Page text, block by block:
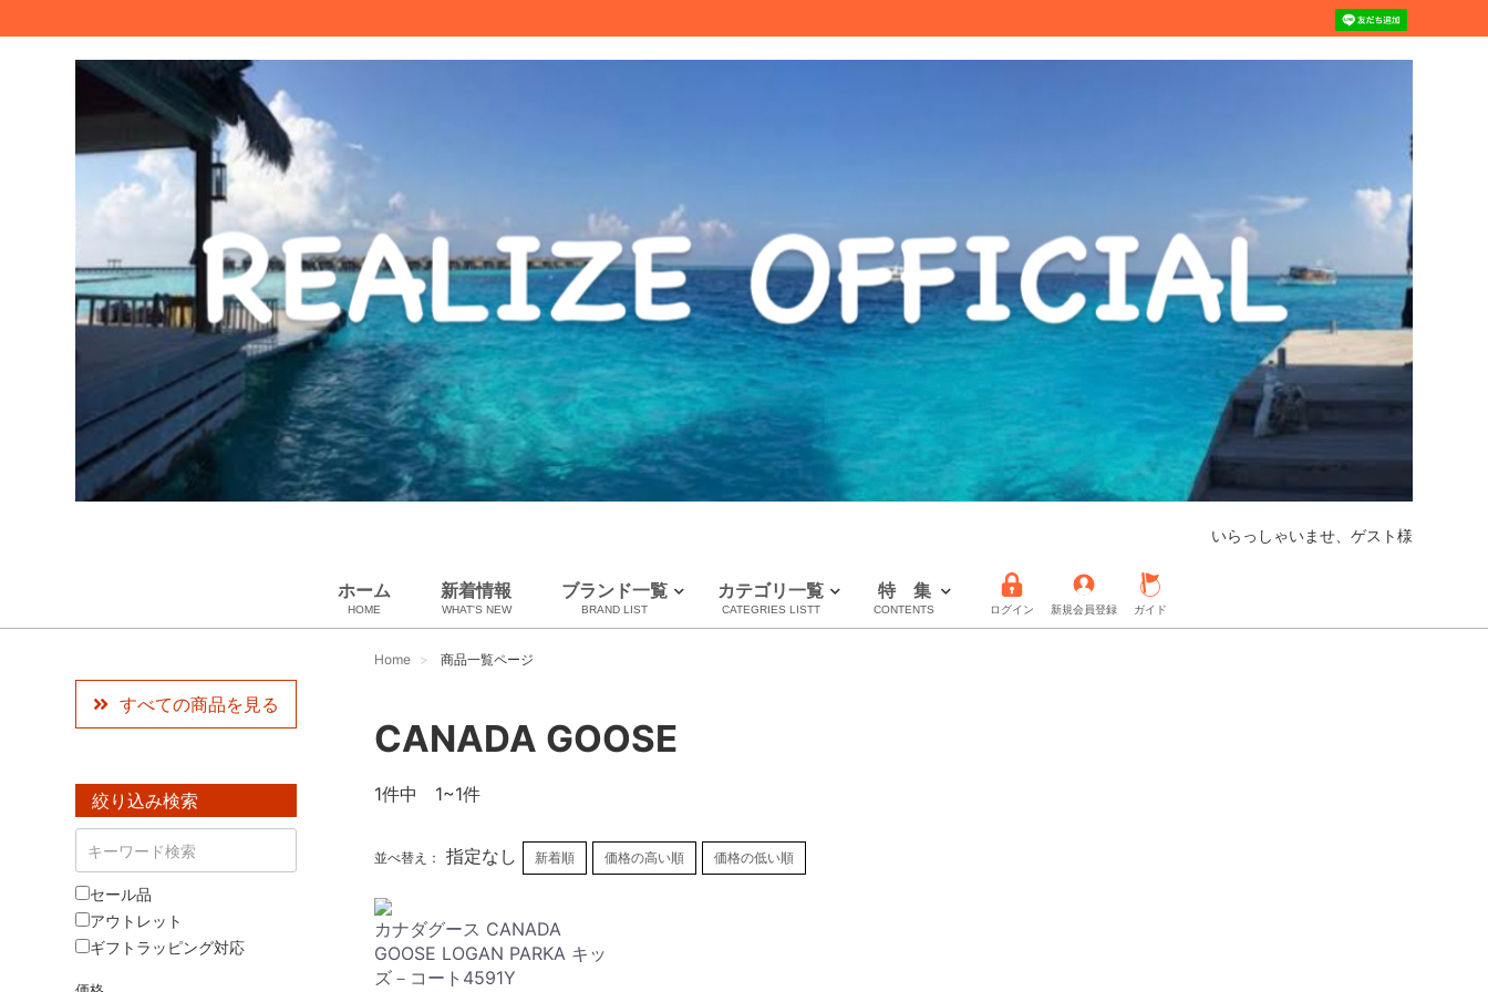
いらっしゃいませ、ゲスト様
ホーム
HOME
新着情報
WHAT'S NEW
ブランド一覧
BRAND LIST
カテゴリ一覧
CATEGRIES LISTT
スカーフ・マフラー
ペット用品
USED Hermès
ギフトラッピング
小物・筆記
ベビー用品
雑貨・その他
アパレル
バッグ＆ポーチ
ベルト
アロマ＆フレグランス
腕時計
サングラス
ネクタイ
アクセサリ
特 集
CONTENTS ログイン 新規会員登録 ガイド
Home 商品一覧ページ
すべての商品を見る
絞り込み検索
セール品
アウトレット
ギフトラッピング対応
CANADA GOOSE
1件中 1~1件
並べ替え： 指定なし 新着順 価格の高い順 価格の低い順
カナダグース CANADA
GOOSE LOGAN PARKA キッ
ズ－コート4591Y